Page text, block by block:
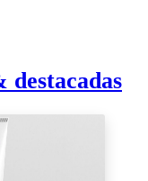
destacadas